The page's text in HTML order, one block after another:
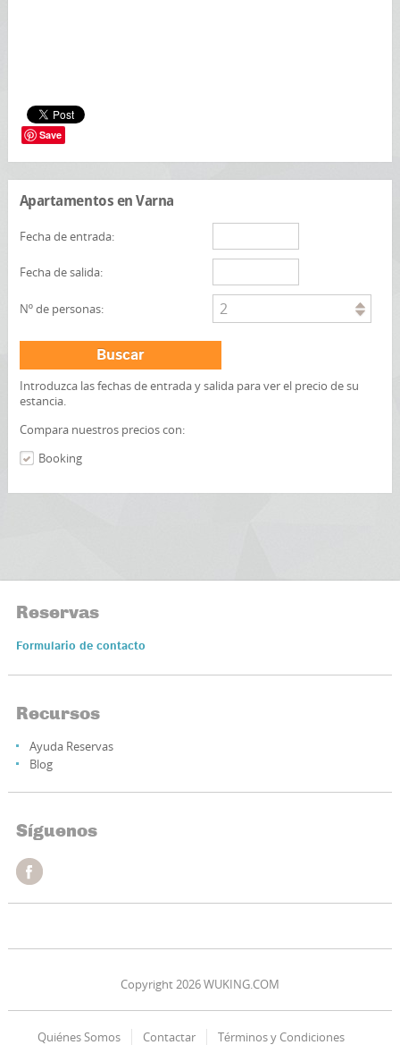
Save
Apartamentos en Varna
Fecha de entrada:
Fecha de salida:
Nº de personas: 2
Buscar
Introduzca las fechas de entrada y salida para ver el precio de su
estancia.
Compara nuestros precios con:
Booking
Reservas
Formulario de contacto
Recursos
Ayuda Reservas
Blog
Síguenos
Copyright 2026 WUKING.COM
Quiénes Somos Contactar Términos y Condiciones